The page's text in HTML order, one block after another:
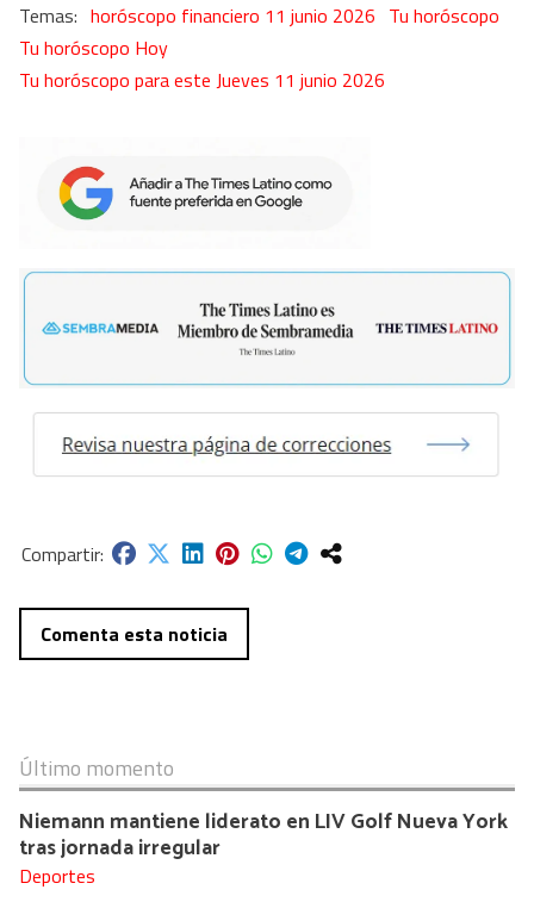
horóscopo financiero 11 junio 2026 Tu horóscopo
Tu horóscopo Hoy
Tu horóscopo para este Jueves 11 junio 2026
Comenta esta noticia
Último momento
Niemann mantiene liderato en LIV Golf Nueva York
tras jornada irregular
Deportes